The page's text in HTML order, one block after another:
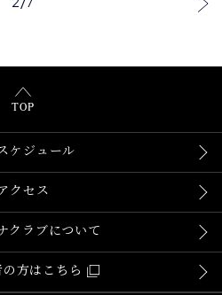
TOP
ケジュール
クセス
クラブについて
の方はこちら